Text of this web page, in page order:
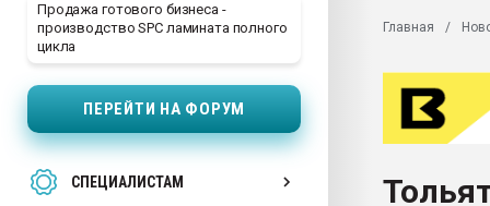
Продажа готового бизнеса -
производство SPC ламината полного
цикла
ПЕРЕЙТИ НА ФОРУМ
СПЕЦИАЛИСТАМ
28.07.2026
Всё, что касается
Материал поверхности
Продам отходы
Главная